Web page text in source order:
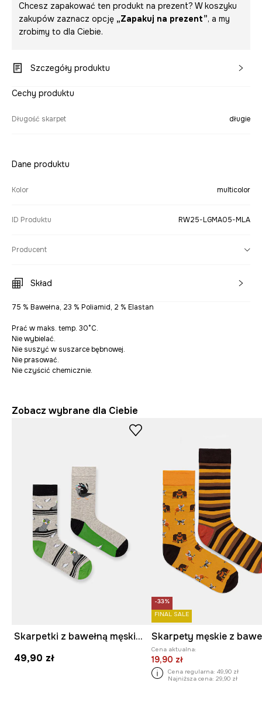
Chcesz zapakować ten produkt na prezent? W koszyku
zakupów zaznacz opcję „Zapakuj na prezent”, a my
zrobimy to dla Ciebie.
Szczegóły produktu
Cechy produktu
Długość skarpet długie
Dane produktu
Kolor multicolor
ID Produktu RW25-LGMA05-MLA
Producent
Skład
75 % Bawełna, 23 % Poliamid, 2 % Elastan
Prać w maks. temp. 30°C.
Nie wybielać.
Nie suszyć w suszarce bębnowej.
Nie prasować.
Nie czyścić chemicznie.
Zobacz wybrane dla Ciebie
Skarpetki z bawełną męskie wzorzyste (2-pack)
49,90 zł
-33%
FINAL SALE
Cena aktualna:
19,90 zł
Cena regularna: 49,90 zł
Najniższa cena: 29,90 zł